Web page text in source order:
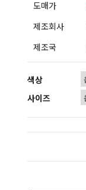
도매가
제조회사
제조국
색상
사이즈